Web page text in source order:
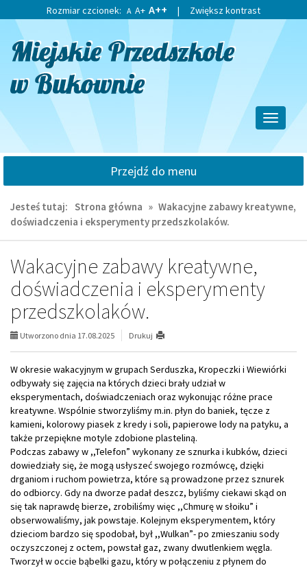
do
głównej
treści
do
wyszukiwarki
Rozmiar czcionek: A A+ A++ | Zwiększ kontrast
Przełącz
Przejdź do menu
Jesteś tutaj: Strona główna » Wakacyjne zabawy kreatywne,
doświadczenia i eksperymenty przedszkolaków.
Wakacyjne zabawy kreatywne,
doświadczenia i eksperymenty
przedszkolaków.
Utworzono dnia 17.08.2025 Drukuj
W okresie wakacyjnym w grupach Serduszka, Kropeczki i Wiewiórki
odbywały się zajęcia na których dzieci brały udział w
eksperymentach, doświadczeniach oraz wykonując różne prace
kreatywne. Wspólnie stworzyliśmy m.in. płyn do baniek, tęcze z
kamieni, kolorowy piasek z kredy i soli, papierowe lody na patyku, a
także przepiękne motyle zdobione plasteliną.
Podczas zabawy w ,,Telefon” wykonany ze sznurka i kubków, dzieci
dowiedziały się, że mogą usłyszeć swojego rozmówcę, dzięki
drganiom i ruchom powietrza, które są prowadzone przez sznurek
do odbiorcy. Gdy na dworze padał deszcz, byliśmy ciekawi skąd on
się tak naprawdę bierze, zrobiliśmy więc ,,Chmurę w słoiku” i
obserwowaliśmy, jak powstaje. Kolejnym eksperymentem, który
dzieciom bardzo się spodobał, był ,,Wulkan”- po zmieszaniu sody
oczyszczonej z octem, powstał gaz, zwany dwutlenkiem węgla.
Tworzył w occie bąbelki gazu, który w połączeniu z płynem do